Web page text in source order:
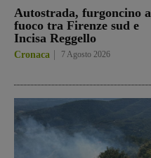
Autostrada, furgoncino a
fuoco tra Firenze sud e
Incisa Reggello
Cronaca 7 Agosto 2026